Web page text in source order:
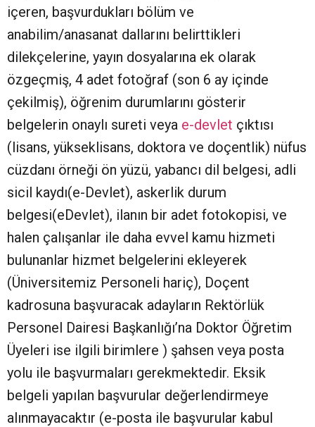
içeren, başvurdukları bölüm ve
anabilim/anasanat dallarını belirttikleri
dilekçelerine, yayın dosyalarına ek olarak
özgeçmiş, 4 adet fotoğraf (son 6 ay içinde
çekilmiş), öğrenim durumlarını gösterir
belgelerin onaylı sureti veya e-devlet çıktısı
(lisans, yükseklisans, doktora ve doçentlik) nüfus
cüzdanı örneği ön yüzü, yabancı dil belgesi, adli
sicil kaydı(e-Devlet), askerlik durum
belgesi(eDevlet), ilanın bir adet fotokopisi, ve
halen çalışanlar ile daha evvel kamu hizmeti
bulunanlar hizmet belgelerini ekleyerek
(Üniversitemiz Personeli hariç), Doçent
kadrosuna başvuracak adayların Rektörlük
Personel Dairesi Başkanlığı’na Doktor Öğretim
Üyeleri ise ilgili birimlere ) şahsen veya posta
yolu ile başvurmaları gerekmektedir. Eksik
belgeli yapılan başvurular değerlendirmeye
alınmayacaktır (e-posta ile başvurular kabul